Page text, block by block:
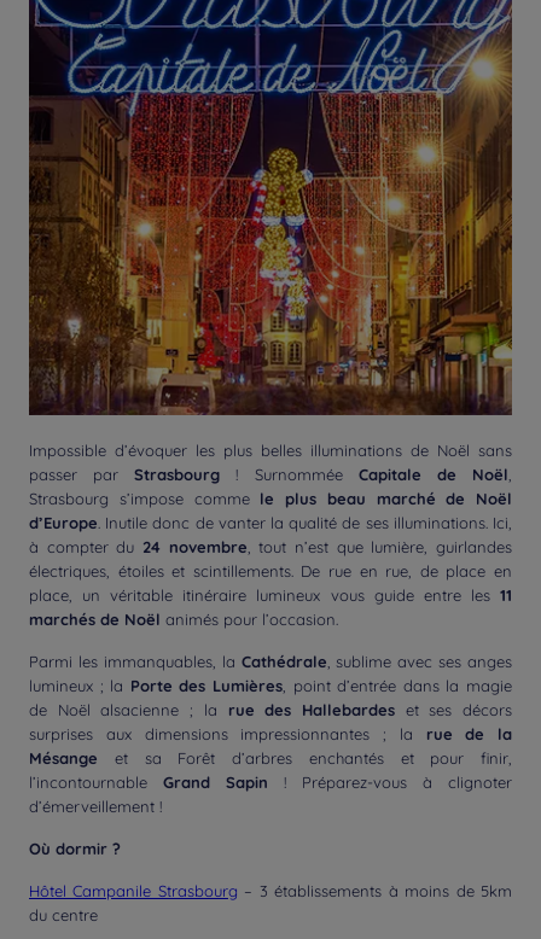
Impossible d’évoquer les plus belles illuminations de Noël sans
passer parStrasbourg ! Surnommée Capitale de Noël
Strasbourg s’impose comme le plus beau marché de Noël
d’Europe . Inutile donc de vanter la qualité de ses illuminations. Ici,
à compter du 24 novembre , tout n’est que lumière, guirlandes
électriques, étoiles et scintillements. De rue en rue, de place en
place, un véritable itinéraire lumineux vous guide entre les 11
marchés de Noël animés pour l’occasion.
Parmi les immanquables, la Cathédrale , sublime avec ses anges
lumineux ; la Porte des Lumières , point d’entrée dans la magie
de Noël alsacienne ; la rue des Hallebardeset ses décors
surprises aux dimensions impressionnantes ; la rue de la
Mésange et sa Forêt d’arbres enchantés et pour finir,
l’incontournable Grand Sapin ! Préparez-vous à clignoter
d’émerveillement !
Où dormir ?
Hôtel Campanile Strasbourg – 3 établissements à moins de 5km
du centre